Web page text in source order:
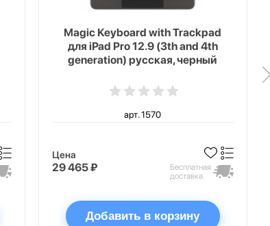
Magic Keyboard with Trackpad
для iPad Pro 12.9 (3th and 4th
generation) русская, черный
арт. 1570
Цена
29 465 ₽
Бесплатная
доставка
Добавить в корзину